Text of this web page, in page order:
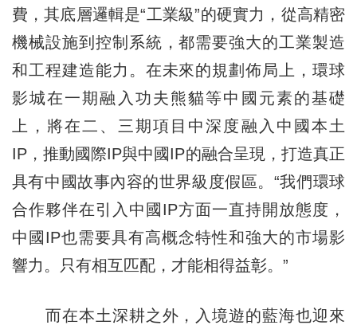
費，其底層邏輯是“工業級”的硬實力，從高精密
機械設施到控制系統，都需要強大的工業製造
和工程建造能力。在未來的規劃佈局上，環球
影城在一期融入功夫熊貓等中國元素的基礎
上，將在二、三期項目中深度融入中國本土
IP，推動國際IP與中國IP的融合呈現，打造真正
具有中國故事內容的世界級度假區。“我們環球
合作夥伴在引入中國IP方面一直持開放態度，
中國IP也需要具有高概念特性和強大的市場影
響力。只有相互匹配，才能相得益彰。”
而在本土深耕之外，入境遊的藍海也迎來